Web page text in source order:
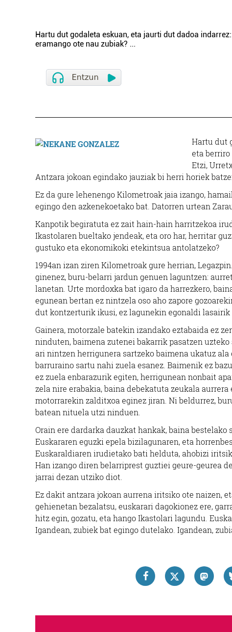
Hartu dut godaleta eskuan, eta jaurti dut dadoa
eramango ote nau zubiak? ...
Hartu dut
eta berriro
Etzi,
Antzara jokoan egindako jauziak bi herri horiek
Ez da gure lehenengo Kilometroak jaia izango,
egingo den azkenekoetako bat. Datorren urtean
Kanpotik begiratuta ez zait hain-hain harritzekoa
Ikastolaren bueltako jendeak, eta oro har, herritar
gustuko eta ekonomikoki etekintsua antolatzeko?
1994an izan ziren Kilometroak gure herrian,
ginenez, buru-belarri jardun genuen laguntzen:
lanetan. Urte mordoxka bat igaro da harrezkero,
egunean bertan ez nintzela oso aho zapore
dut kontzerturik ikusi, ez lagunekin egonaldi lasairik
Gainera, motorzale batekin izandako eztabaida ez
ninduten, baimena zutenei bakarrik pasatzen
ari nintzen herrigunera sartzeko baimena ukatuz
barruraino sartu nahi zuela esanez. Baimenik ez
ez zuela enbarazurik egiten, herrigunean nonbait
zela nire erabakia, baina debekatuta zeukala
motorrarekin zalditxoa eginez jiran. Ni beldurrez,
batean nituela utzi ninduen.
Orain ere dardarka dauzkat hankak, baina bestelako
Euskararen eguzki epela bizilagunaren, eta
Euskaraldiaren irudietako bati helduta, ahobizi
Han izango diren belarriprest guztiei geure-geurea
jarrai dezan utziko diot.
Ez dakit antzara jokoan aurrena iritsiko ote naizen,
gehienetan bezalatsu, euskarari dagokionez ere,
hitz egin, gozatu, eta hango Ikastolari lagundu.
Igandean, zubiek bat egingo dutelako. Igandean,